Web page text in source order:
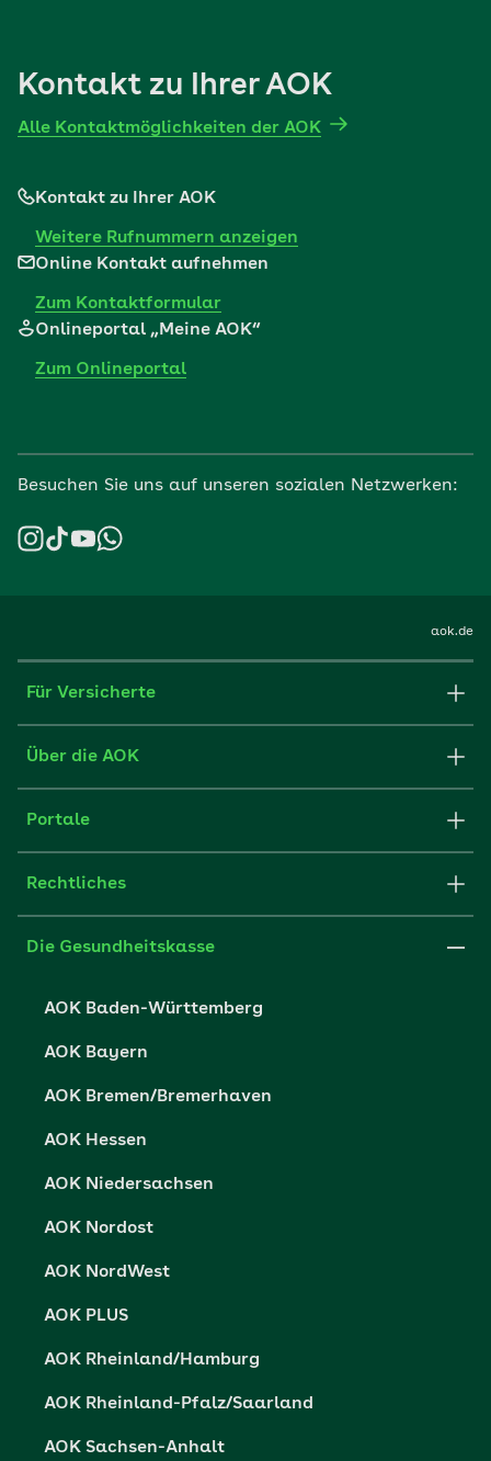
Kontakt zu Ihrer AOK
Alle Kontaktmöglichkeiten der AOK
Kontakt zu Ihrer AOK
Weitere Rufnummern anzeigen
Online Kontakt aufnehmen
Zum Kontaktformular
Onlineportal „Meine AOK“
Zum Onlineportal
Besuchen Sie uns auf unseren sozialen Netzwerken:
aok.de
Für Versicherte
Formulare und Anträge
FAQ
Über die AOK
Struktur & Verwaltung
Partner der AOK
Portale
Fachportal für Arbeitgeber
Presse- und Politikportal
Vertriebspartner-Service
Rechtliches
Impressum
Die Gesundheitskasse
AOK Baden-Württemberg
AOK Bayern
AOK Bremen/Bremerhaven
AOK Hessen
AOK Niedersachsen
AOK Nordost
AOK NordWest
AOK PLUS
AOK Rheinland/Hamburg
AOK Rheinland-Pfalz/Saarland
AOK Sachsen-Anhalt